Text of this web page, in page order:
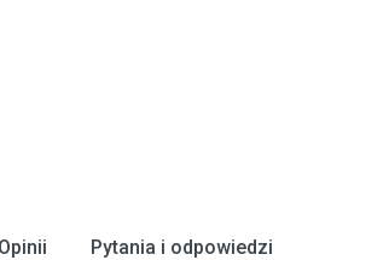
Opinii Pytania i odpowiedzi